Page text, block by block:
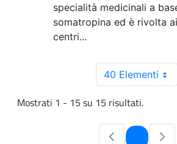
specialità medicinali a
somatropina ed è rivolta
centri...
40 Elementi
Mostrati 1 - 15 su 15 risultati.
Pagina